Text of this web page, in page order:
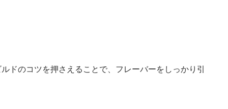
ドのコツを押さえることで、フレーバーをしっかり引